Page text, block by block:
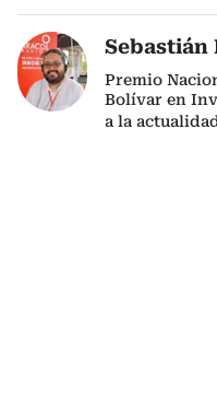
Sebastián
Premio
Bolívar en
a la